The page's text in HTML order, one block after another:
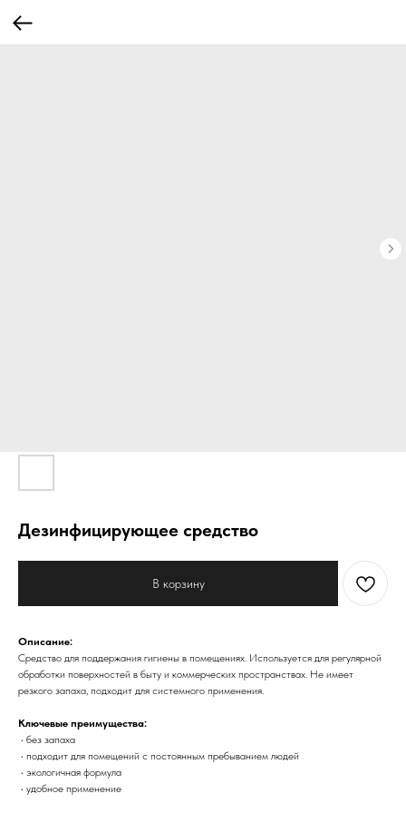
Дезинфицирующее средство
В корзину
Описание:
Средство для поддержания гигиены в помещениях. Используется для регулярной
обработки поверхностей в быту и коммерческих пространствах. Не имеет
резкого запаха, подходит для системного применения.
Ключевые преимущества:
• без запаха
• подходит для помещений с постоянным пребыванием людей
• экологичная формула
• удобное применение